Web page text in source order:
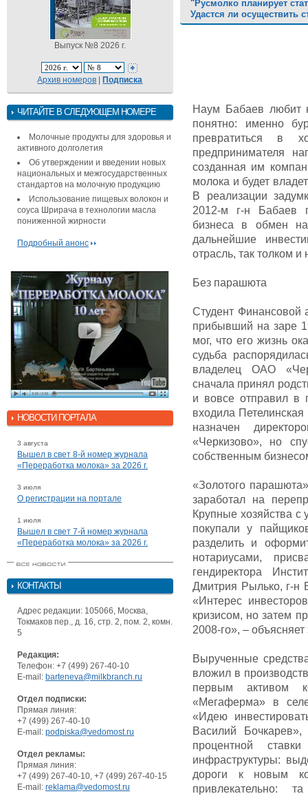
Выпуск №8 2026 г.
Архив номеров |Подписка
ЧИТАЙТЕ В СЛЕДУЮЩЕМ НОМЕРЕ
Молочные продукты для здоровья и
активного долголетия
Об утверждении и введении новых
национальных и межгосударственных
стандартов на молочную продукцию
Использование пищевых волокон и
соуса Шрирача в технологии масла
пониженной жирности
Подробный анонс
НОВОСТИ ПОРТАЛА
3 августа
Вышел в свет 8-й номер журнала
«Переработка молока» за 2026 г.
3 июля
О регистрации на портале
1 июля
Вышел в свет 7-й номер журнала
«Переработка молока» за 2026 г.
КОНТАКТЫ
Адрес редакции: 105066, Москва,
Токмаков пер., д. 16, стр. 2, пом. 2, комн.
5
Редакция:
Телефон: +7 (499) 267-40-10
E-mail: barteneva@milkbranch.ru
Отдел подписки:
Прямая линия:
+7 (499) 267-40-10
E-mail: podpiska@vedomost.ru
Отдел рекламы:
Прямая линия:
+7 (499) 267-40-10, +7 (499) 267-40-15
E-mail: reklama@vedomost.ru
"Русмолко планирует
Удастся ли осуществить
Наум Бабаев любит
понятно: именно
превратиться в
предпринимателя
созданная им
молока и будет
В реализации
2012-м г-н Бабаев
бизнеса в обмен
дальнейшие
отрасль, так толком
Без парашюта
Студент Финансовой
прибывший на заре
мог, что его жизнь
судьба
владелец ОАО
сначала принял
и вовсе отправил в
входила
назначен
«Черкизово», но
собственным
«Золотого
заработал на
Крупные хозяйства с
покупали у
разделить и
нотариусами,
гендиректора
Дмитрия Рылько, г-н
«Интерес
кризисом, но затем
2008-го», – объясняет
Вырученные
вложил в
первым активом
«Мегаферма» в
«Идею
Василий
процентной
инфраструктуры:
дороги к новым